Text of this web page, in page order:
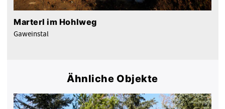
Marterl im Hohlweg
Gaweinstal
Ähnliche Objekte